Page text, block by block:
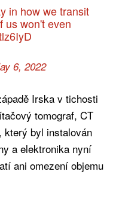
in how we transit
won't even
6, 2022
Irska v tichosti
tomograf, CT
byl instalován
a elektronika nyní
ani omezení objemu